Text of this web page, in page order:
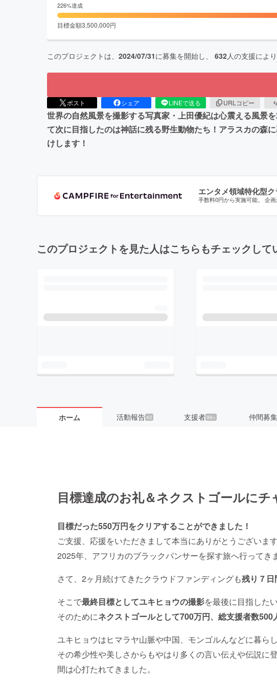
226%達成
目標金額3,500,000円
このプロジェクトは、 2024/07/31に募集を開始し、 632人の支援により
ポスト シェア LINEで送る URLコピー
世界の自然風景を撮影する写真家・上田優紀は心震える風景
て次に目指したのは神話に残る野生動物たち！アラスカの森
けします！
エンタメ領域特化型
手数料0円から実施可能。 企
このプロジェクトを見た人はこちらもチェックして
ホーム 活動報告42 支援者99+ 仲間募集
目標達成のお礼＆ネクストゴールにチ
目標だった550万円をクリアすることができました！
ご支援、応援をいただきまして本当にありがとうございます
2025年、アフリカのブラックパンサーを探す旅へ行ってき
さて、2ヶ月続けてきたクラウドファンディングも残り７日
そこで最終目標としてユキヒョウの撮影を最後に目指した
そのためにネクストゴールとして700万円、総支援者数500
ユキヒョウはヒマラヤ山脈や中国、モンゴルんなどに暮ら
その希少性や美しさからもやはり多くの言い伝えや伝説に
間は心打たれてきました。